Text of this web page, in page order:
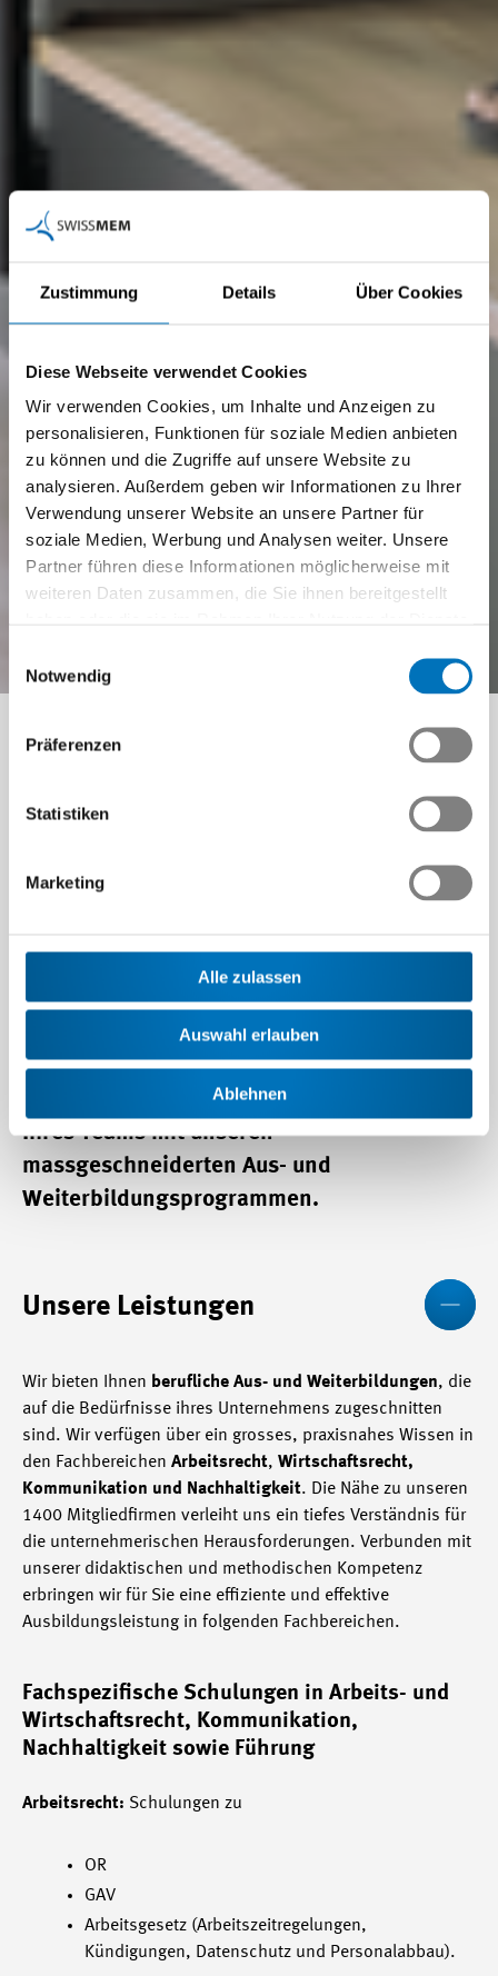
Zustimmung Details Über Cookies
Diese Webseite verwendet Cookies
Wir verwenden Cookies, um Inhalte und Anzeigen zu
personalisieren, Funktionen für soziale Medien anbieten
zu können und die Zugriffe auf unsere Website zu
analysieren. Außerdem geben wir Informationen zu Ihrer
Verwendung unserer Website an unsere Partner für
soziale Medien, Werbung und Analysen weiter. Unsere
Partner führen diese Informationen möglicherweise mit
weiteren Daten zusammen, die Sie ihnen bereitgestellt
Notwendig
Präferenzen
Statistiken
Marketing
Alle zulassen
Auswahl erlauben
Ablehnen
Praxisnahe Schulungen
Massenware ab Stange
Engagierte Mitarbeiterinnen und
die Basis des Unternehmenserfolges. Doch
oft ist Fachwissen schnell überholt. Und
neue Mitarbeitende müssen
unternehmensspezifisch geschult werden.
Steigern Sie die Kompetenz und Effizienz
Ihres Teams mit unseren
massgeschneiderten Aus- und
Weiterbildungsprogrammen.
Unsere Leistungen
Wir bieten Ihnen berufliche Aus- und Weiterbildungen, die
auf die Bedürfnisse ihres Unternehmens zugeschnitten
sind. Wir verfügen über ein grosses, praxisnahes Wissen in
den Fachbereichen Arbeitsrecht, Wirtschaftsrecht,
Kommunikation und Nachhaltigkeit. Die Nähe zu unseren
1400 Mitgliedfirmen verleiht uns ein tiefes Verständnis für
die unternehmerischen Herausforderungen. Verbunden mit
unserer didaktischen und methodischen Kompetenz
erbringen wir für Sie eine effiziente und effektive
Ausbildungsleistung in folgenden Fachbereichen.
Fachspezifische Schulungen in Arbeits- und
Wirtschaftsrecht, Kommunikation,
Nachhaltigkeit sowie Führung
Arbeitsrecht: Schulungen zu
OR
GAV
Arbeitsgesetz (Arbeitszeitregelungen,
Kündigungen, Datenschutz und Personalabbau).